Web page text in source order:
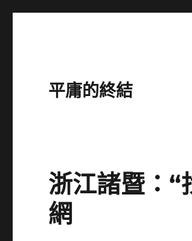
平庸的終結
浙江諸暨：“
網